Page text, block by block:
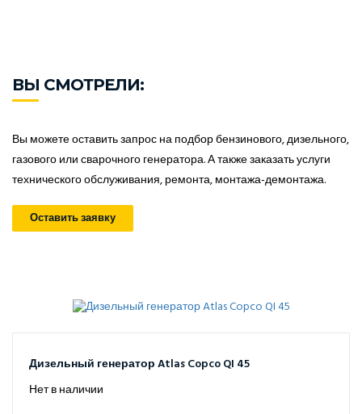
ВЫ СМОТРЕЛИ:
Вы можете оставить запрос на подбор бензинового, дизельного,
газового или сварочного генератора. А также заказать услуги
технического обслуживания, ремонта, монтажа-демонтажа.
Оставить заявку
Дизельный генератор Atlas Copco QI 45
Нет в наличии